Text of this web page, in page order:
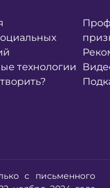
технологии
с письменного